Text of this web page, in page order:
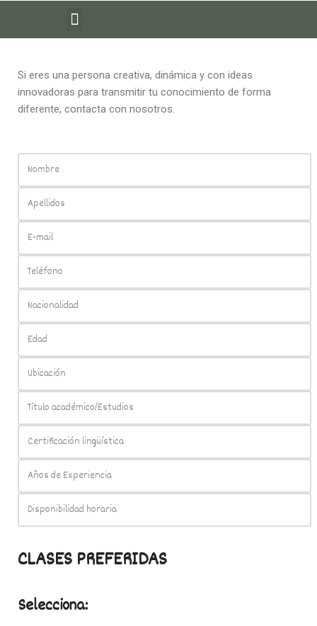
Saltar
contenido
Si eres una persona creativa, dinámica y con ideas
innovadoras para transmitir tu conocimiento de forma
diferente, contacta con nosotros.
CLASES PREFERIDAS
Selecciona: